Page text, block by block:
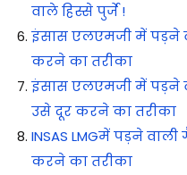
वाले हिस्से पुर्जे !
इंसास एलएमजी में पड़ने
करने का तरीका
इंसास एलएमजी में पड़ने
उसे दूर करने का तरीका
INSAS LMGमें पड़ने
करने का तरीका